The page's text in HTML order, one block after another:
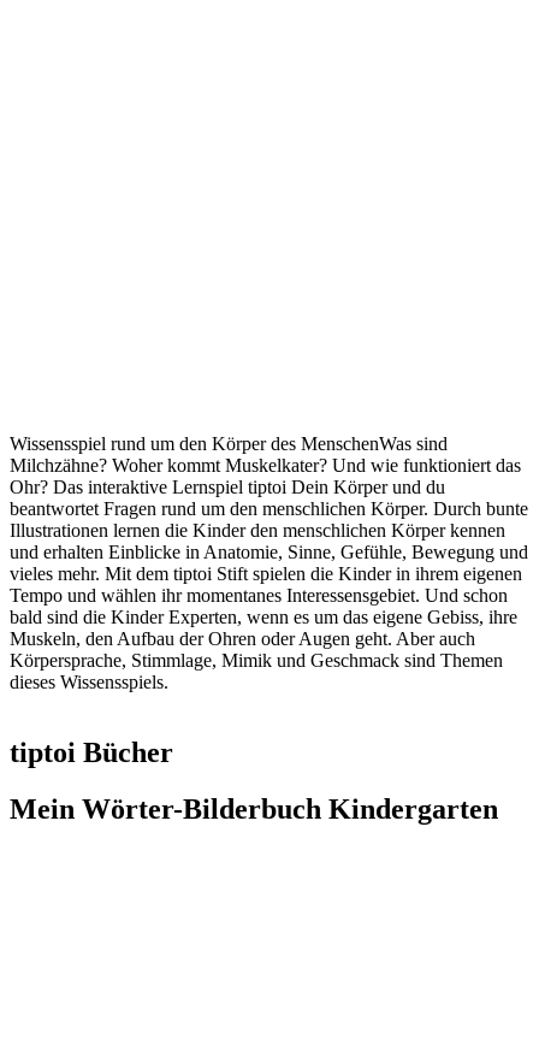
Wissensspiel rund um den Körper des MenschenWas sind
Milchzähne? Woher kommt Muskelkater? Und wie funktioniert das
Ohr? Das interaktive Lernspiel tiptoi Dein Körper und du
beantwortet Fragen rund um den menschlichen Körper. Durch bunte
Illustrationen lernen die Kinder den menschlichen Körper kennen
und erhalten Einblicke in Anatomie, Sinne, Gefühle, Bewegung und
vieles mehr. Mit dem tiptoi Stift spielen die Kinder in ihrem eigenen
Tempo und wählen ihr momentanes Interessensgebiet. Und schon
bald sind die Kinder Experten, wenn es um das eigene Gebiss, ihre
Muskeln, den Aufbau der Ohren oder Augen geht. Aber auch
Körpersprache, Stimmlage, Mimik und Geschmack sind Themen
dieses Wissensspiels.
tiptoi Bücher
Mein Wörter-Bilderbuch Kindergarten